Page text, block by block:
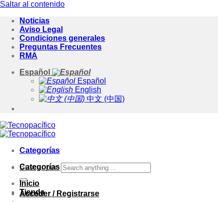
Saltar al contenido
Noticias
Aviso Legal
Condiciones generales
Preguntas Frecuentes
RMA
Español
Español
English
中文 (中国)
Categorías
Buscar por:
Acceder / Registrarse
Categorías
Inicio
Tienda